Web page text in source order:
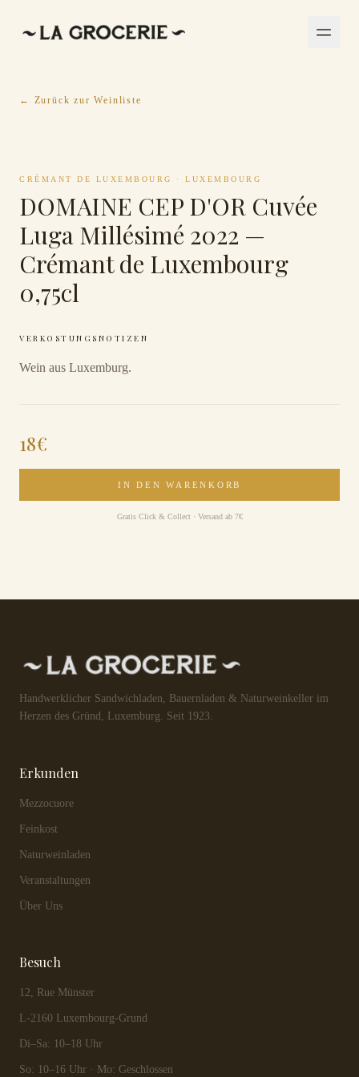
← Zurück zur Weinliste
CRÉMANT DE LUXEMBOURG · LUXEMBOURG
DOMAINE CEP D'OR Cuvée
Luga Millésimé 2022 —
Crémant de Luxembourg
0,75cl
VERKOSTUNGSNOTIZEN
Wein aus Luxemburg.
18€
IN DEN WARENKORB
Gratis Click & Collect · Versand ab 7€
Handwerklicher Sandwichladen, Bauernladen & Naturweinkeller im
Herzen des Gründ, Luxemburg. Seit 1923.
Erkunden
Mezzocuore
Feinkost
Naturweinladen
Veranstaltungen
Über Uns
Besuch
12, Rue Münster
L-2160 Luxembourg-Grund
Di–Sa: 10–18 Uhr
So: 10–16 Uhr · Mo: Geschlossen